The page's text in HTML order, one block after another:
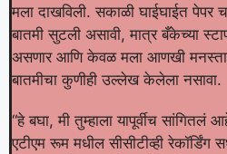
मला दाखविली. सकाळी घाईघाईत पेपर
बातमी सुटली असावी, मात्र बँकेच्या
असणार आणि केवळ मला आणखी
बातमीचा कुणीही उल्लेख केलेला नसावा.
“हे बघा, मी तुम्हाला यापूर्वीच सांगितलं
एटीएम रूम मधील सीसीटीव्ही